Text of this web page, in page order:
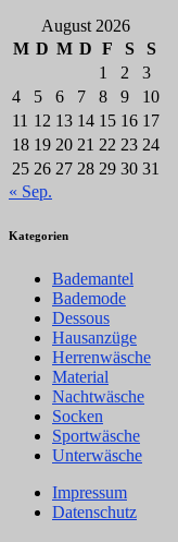
August 2026
M D M D F S
S
1
2
3
4
5 6 7 8 9
10
11 12 13 14 15 16 17
18 19 20 21 22 23 24
25 26 27 28 29 30 31
« Sep.
Kategorien
Bademantel
Bademode
Dessous
Hausanzüge
Herrenwäsche
Material
Nachtwäsche
Socken
Sportwäsche
Unterwäsche
Impressum
Datenschutz